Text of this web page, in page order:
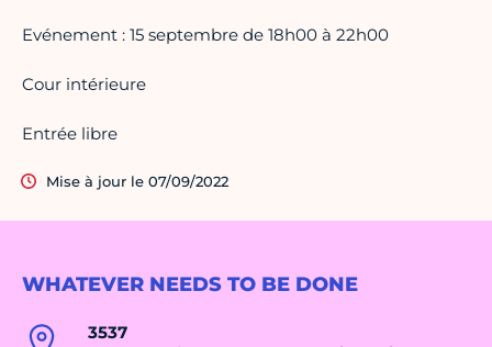
WHATEVER NEEDS TO BE DONE
3537
Evénement : 15 septembre de 18h00 à 22h00
Cour intérieure
Entrée libre
Mise à jour le 07/09/2022